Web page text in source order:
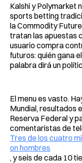
Kalshi y Polymarket
sports betting
la Commodity
tratan las apuestas
usuario compra
futuros: quién gana
palabra dirá un
El menu es vasto.
Mundial, resultados
Reserva Federal y
comentaristas de
Tres de los cuatro
on hombres
, y seis de cada 10